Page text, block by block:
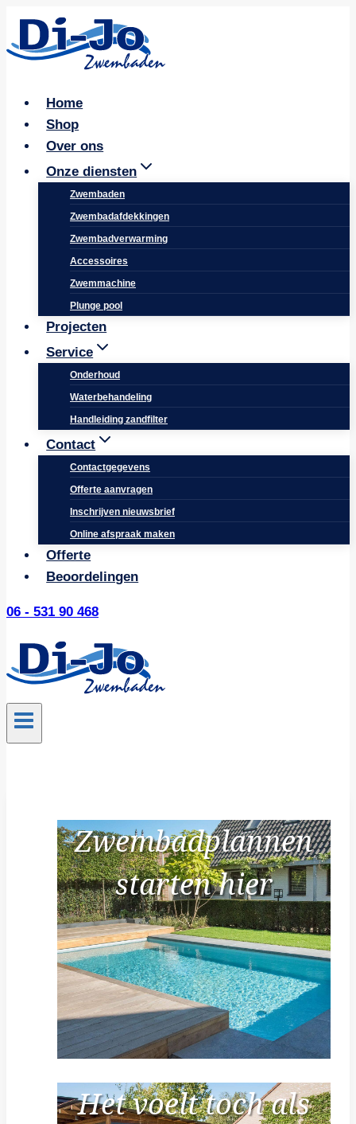
Doorgaan
inhoud
Home
Shop
Over ons
Onze diensten
Zwembaden
Zwembadafdekkingen
Zwembadverwarming
Accessoires
Zwemmachine
Plunge pool
Projecten
Service
Onderhoud
Waterbehandeling
Handleiding zandfilter
Contact
Contactgegevens
Offerte aanvragen
Inschrijven nieuwsbrief
Online afspraak maken
Offerte
Beoordelingen
06 - 531 90 468
Zwembadplannen
starten hier
Het voelt toch als